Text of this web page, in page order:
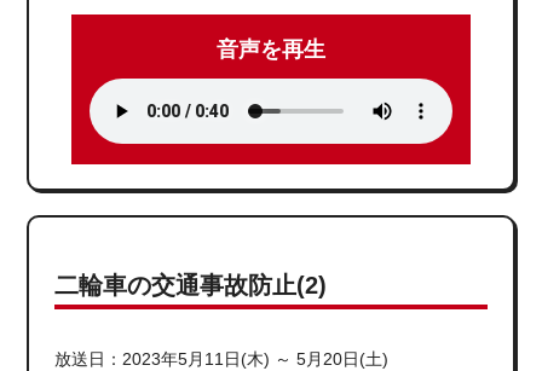
音声を再生
二輪車の交通事故防止(2)
放送日：2023年5月11日(木) ～ 5月20日(土)